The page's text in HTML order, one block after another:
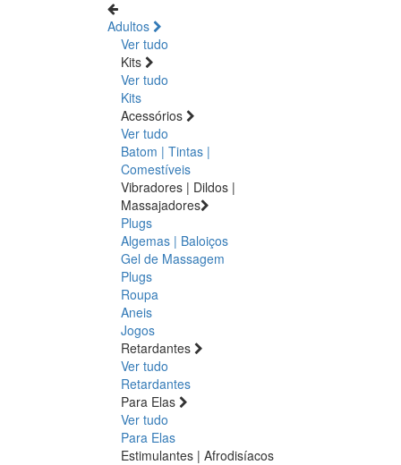
Adultos
Ver tudo
Kits
Ver tudo
Kits
Acessórios
Ver tudo
Batom | Tintas |
Comestíveis
Vibradores | Dildos |
Massajadores
Plugs
Algemas | Baloiços
Gel de Massagem
Plugs
Roupa
Aneis
Jogos
Retardantes
Ver tudo
Retardantes
Para Elas
Ver tudo
Para Elas
Estimulantes | Afrodisíacos